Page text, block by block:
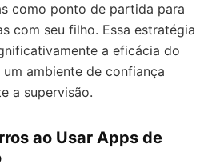
como ponto de partida para
com seu filho. Essa estratégia
a eficácia do
ambiente de confiança
a supervisão.
ao Usar Apps de